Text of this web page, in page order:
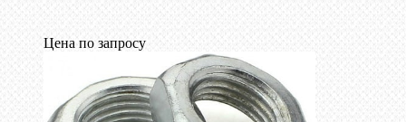
Цена по запросу